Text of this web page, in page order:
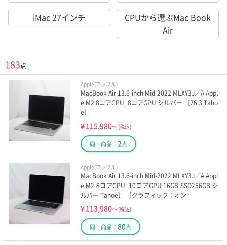
iMac 27インチ
CPUから選ぶMac Book
Air
183点
Apple(アップル)
MacBook Air 13.6-inch Mid-2022 MLXY3J／A Appl
e M2 8コアCPU_8コアGPU シルバー 〔26.3 Taho
e〕
¥115,980～ (税込)
同一商品： 2点
Apple(アップル)
MacBook Air 13.6-inch Mid-2022 MLXY3J／A Appl
e M2 8コアCPU_10コアGPU 16GB SSD256GB シ
ルバー Tahoe〕 ［グラフィック：オン
¥113,980～ (税込)
同一商品： 80点